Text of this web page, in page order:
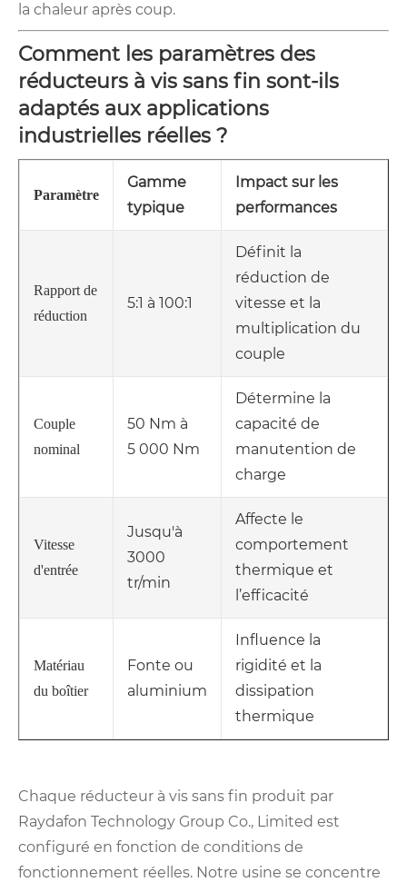
la chaleur après coup.
Comment les paramètres des
réducteurs à vis sans fin sont-ils
adaptés aux applications
industrielles réelles ?
Paramètre
Gamme
typique
Impact sur les
performances
Rapport de
réduction
5:1 à 100:1
Définit la
réduction de
vitesse et la
multiplication du
couple
Couple
nominal
50 Nm à
5 000 Nm
Détermine la
capacité de
manutention de
charge
Vitesse
d'entrée
Jusqu'à
3000
tr/min
Affecte le
comportement
thermique et
l’efficacité
Matériau
du boîtier
Fonte ou
aluminium
Influence la
rigidité et la
dissipation
thermique
Chaque réducteur à vis sans fin produit par
Raydafon Technology Group Co., Limited est
configuré en fonction de conditions de
fonctionnement réelles. Notre usine se concentre